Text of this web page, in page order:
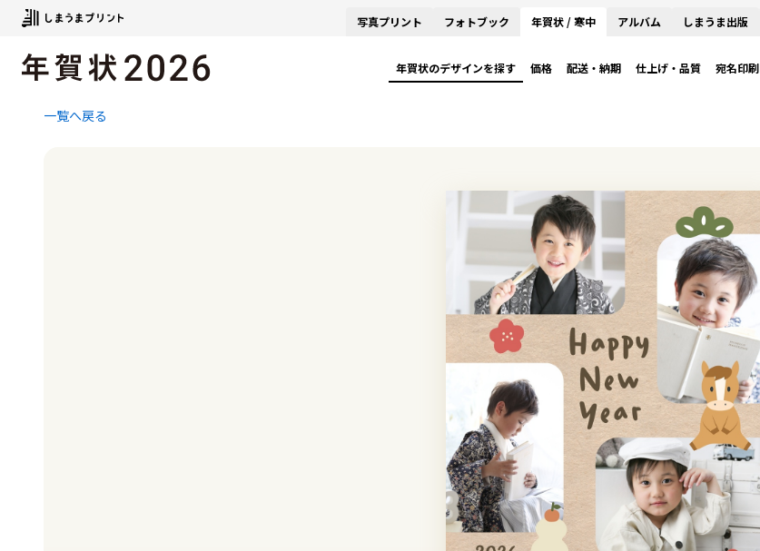
写真プリント フォトブック 年賀状 / 寒中 アルバム しまうま出版
年賀状のデザインを探す 価格 配送・納期 仕上げ・品質 宛名印刷
一覧へ戻る